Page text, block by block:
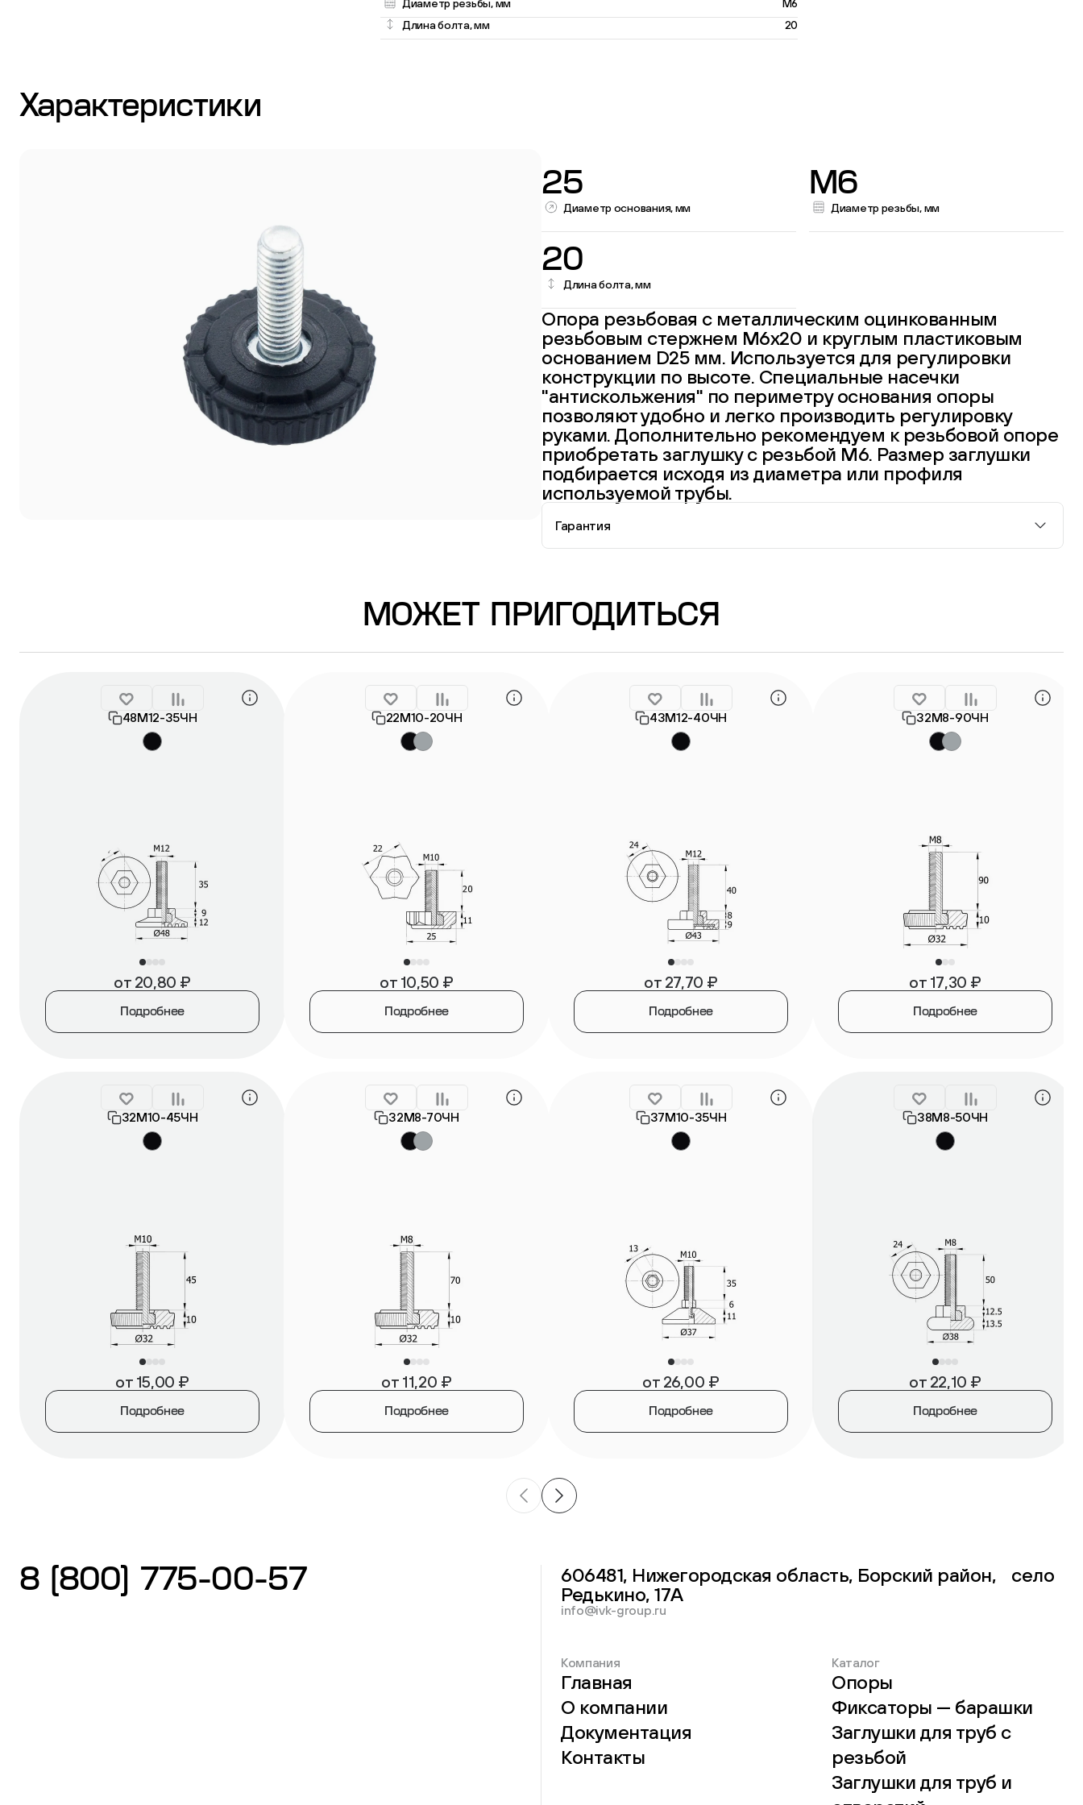
Диаметр резьбы, мм
M6
Длина болта, мм
20
Характеристики
25
Диаметр основания, мм
M6
Диаметр резьбы, мм
20
Длина болта, мм
Опора резьбовая с металлическим оцинкованным
резьбовым стержнем М6х20 и круглым пластиковым
основанием D25 мм. Используется для регулировки
конструкции по высоте. Специальные насечки
"антискольжения" по периметру основания опоры
позволяют удобно и легко производить регулировку
руками. Дополнительно рекомендуем к резьбовой опоре
приобретать заглушку с резьбой М6. Размер заглушки
подбирается исходя из диаметра или профиля
используемой трубы.
Гарантия
МОЖЕТ ПРИГОДИТЬСЯ
48М12-35ЧН
от 20,80 ₽
Подробнее
22М10-20ЧН
от 10,50 ₽
Подробнее
43М12-40ЧН
от 27,70 ₽
Подробнее
32М8-90ЧН
от 17,30 ₽
Подробнее
32М10-45ЧН
от 15,00 ₽
Подробнее
32М8-70ЧН
от 11,20 ₽
Подробнее
37М10-35ЧН
от 26,00 ₽
Подробнее
38М8-50ЧН
от 22,10 ₽
Подробнее
8 (800) 775-00-57
606481, Нижегородская область, Борский район, село
Редькино, 17А
info@ivk-group.ru
Компания
Главная
О компании
Документация
Контакты
Каталог
Опоры
Фиксаторы — барашки
Заглушки для труб с
резьбой
Заглушки для труб и